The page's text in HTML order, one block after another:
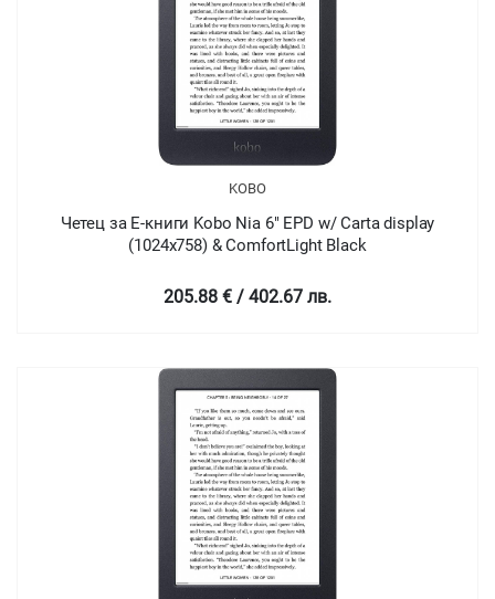
KOBO
Четец за Е-книги Kobo Nia 6" EPD w/ Carta display
(1024x758) & ComfortLight Black
205.88 € / 402.67 лв.